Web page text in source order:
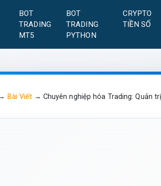
BOT
TRADING
MT5
BOT
TRADING
PYTHON
CRYPTO
TIỀN SỐ
Bài Viết → Chuyên nghiệp hóa Trading: Quản